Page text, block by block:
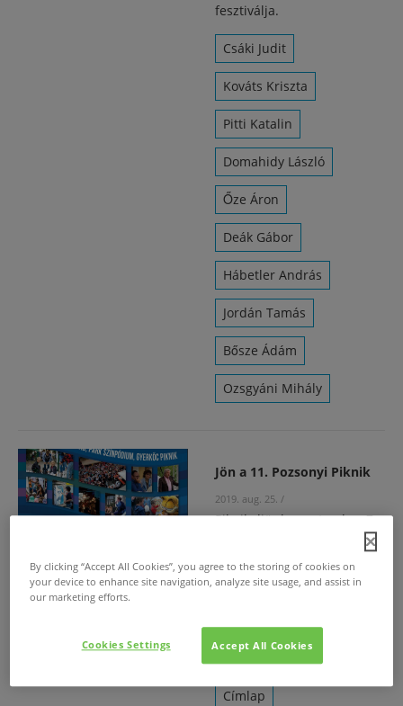
fesztiválja.
Csáki Judit
Kováts Kriszta
Pitti Katalin
Domahidy László
Őze Áron
Deák Gábor
Hábetler András
Jordán Tamás
Bősze Ádám
Ozsgyáni Mihály
Jön a 11. Pozsonyi Piknik
2019. aug. 25. /
Piknikeljünk szeptember 7-
szombatján immár 11.
alkalommal kerül
kulturális, összművészeti
fesztiválja.
Címlap
By clicking “Accept All Cookies”, you agree to the storing of cookies on
your device to enhance site navigation, analyze site usage, and assist in
our marketing efforts.
Accept All Cookies
Cookies Settings